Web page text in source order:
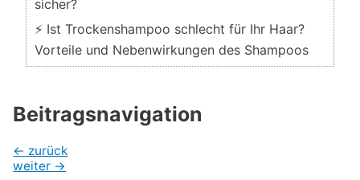
sicher?
⚡ Ist Trockenshampoo schlecht für Ihr Haar?
Vorteile und Nebenwirkungen des Shampoos
Beitragsnavigation
← zurück
weiter →